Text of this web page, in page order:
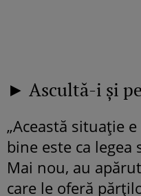
► Ascultă-i și
„Această situație
bine este ca
Mai nou, au
care le oferă